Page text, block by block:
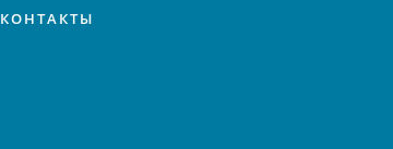
КОНТАКТЫ